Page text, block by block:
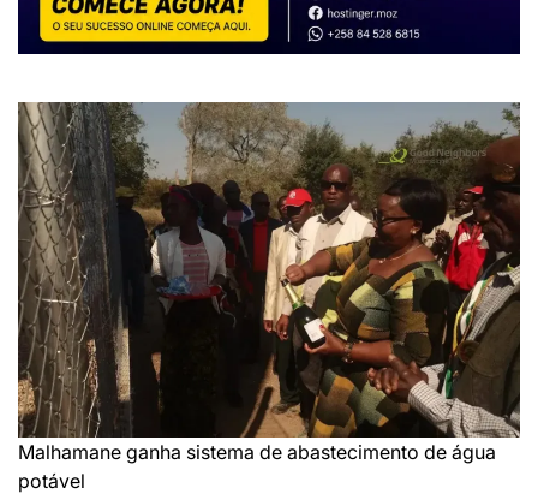
Malhamane ganha sistema de abastecimento de água
potável